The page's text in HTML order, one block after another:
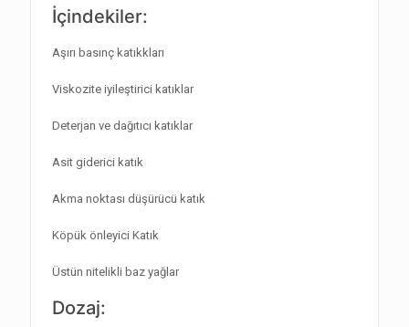
İçindekiler:
Aşırı basınç katıkkları
Viskozite iyileştirici katıklar
Deterjan ve dağıtıcı katıklar
Asit giderici katık
Akma noktası düşürücü katık
Köpük önleyici Katık
Üstün nitelikli baz yağlar
Dozaj: